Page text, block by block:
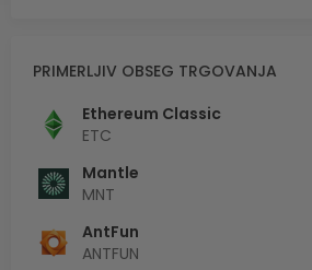
PRIMERLJIV OBSEG TRGOVANJA
Ethereum Classic
ETC
Mantle
MNT
AntFun
ANTFUN